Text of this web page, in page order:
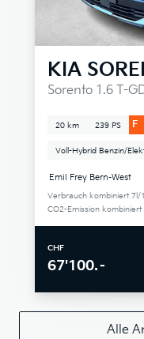
KIA
Sorento 1.6 T-
20 km 239 PS F
Voll-Hybrid Benzin/
Emil Frey Bern-West
Verbrauch kombiniert 7l/
CO2-Emission
CHF
67'100.–
Alle